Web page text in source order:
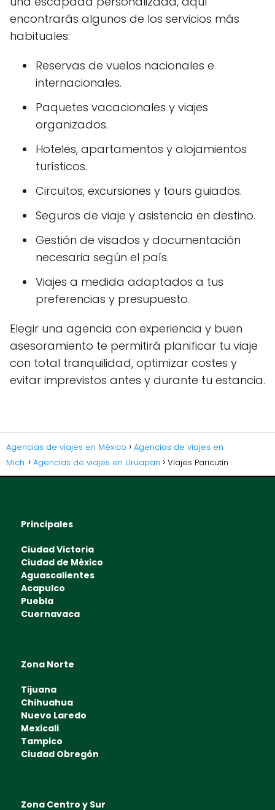
encontrarás algunos de los servicios más
habituales:
Reservas de vuelos nacionales e
internacionales.
Paquetes vacacionales y viajes
organizados.
Hoteles, apartamentos y alojamientos
turísticos.
Circuitos, excursiones y tours guiados.
Seguros de viaje y asistencia en destino.
Gestión de visados y documentación
necesaria según el país.
Viajes a medida adaptados a tus
preferencias y presupuesto.
Elegir una agencia con experiencia y buen
asesoramiento te permitirá planificar tu viaje
con total tranquilidad, optimizar costes y
evitar imprevistos antes y durante tu estancia.
Agencias de viajes en México
Agencias de viajes en
Mich.
Agencias de viajes en Uruapan Viajes Paricutín
Principales
Ciudad Victoria
Ciudad de México
Aguascalientes
Acapulco
Puebla
Cuernavaca
Zona Norte
Tijuana
Chihuahua
Nuevo Laredo
Mexicali
Tampico
Ciudad Obregón
Zona Centro y Sur